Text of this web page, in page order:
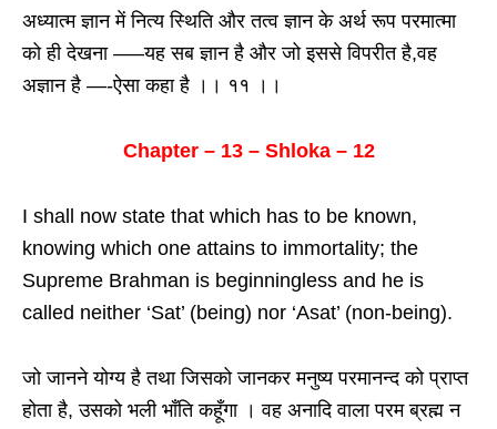
अध्यात्म ज्ञान में नित्य स्थिति और तत्व ज्ञान के अर्थ रूप परमात्मा
को ही देखना —–यह सब ज्ञान है और जो इससे विपरीत है,वह
अज्ञान है —-ऐसा कहा है ।। ११ ।।
Chapter – 13 – Shloka – 12
I shall now state that which has to be known,
knowing which one attains to immortality; the
Supreme Brahman is beginningless and he is
called neither ‘Sat’ (being) nor ‘Asat’ (non-being).
जो जानने योग्य है तथा जिसको जानकर मनुष्य परमानन्द को प्राप्त
होता है, उसको भली भाँति कहूँगा । वह अनादि वाला परम ब्रह्म न